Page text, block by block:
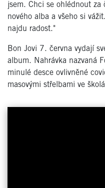
jsem. Chci se ohlédnout
nového alba a všeho si
najdu radost."
Bon Jovi 7. června vydají
album. Nahrávka nazvaná
minulé desce ovlivněné
masovými střelbami ve